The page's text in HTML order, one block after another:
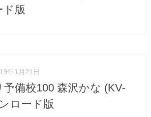
ド版
年1月21日
備校100 森沢かな (KV-
ロード版